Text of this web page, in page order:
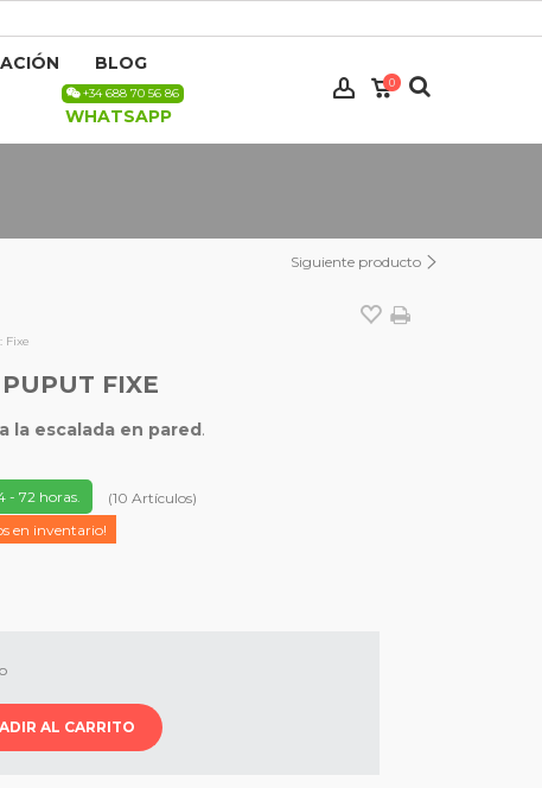
BLOG
WHATSAPP
+34 688 70 56 86
0
Siguiente producto
Fixe
FIXE
la escalada en pared.
- 72 horas. (10 Artículos)
en inventario!
AL CARRITO